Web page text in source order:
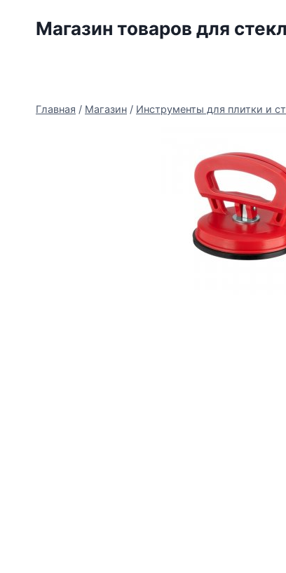
Магазин товаров для
Главная / Магазин / Инструменты для плитки и